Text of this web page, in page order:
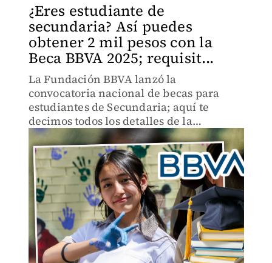
¿Eres estudiante de
secundaria? Así puedes
obtener 2 mil pesos con la
Beca BBVA 2025; requisit...
La Fundación BBVA lanzó la
convocatoria nacional de becas para
estudiantes de Secundaria; aquí te
decimos todos los detalles de la
convocatoria